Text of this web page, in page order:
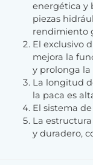
energética y
piezas
rendimiento
El exclusivo
mejora la
y prolonga
La longitud
la paca es
El sistema
La
y duradero,